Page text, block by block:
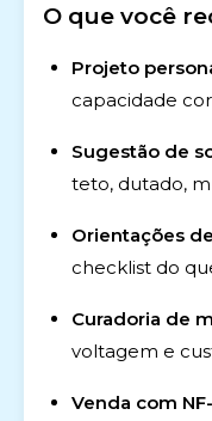
O que você
Projeto
capacidade
Sugestão de
teto, dutado,
Orientações
checklist do
Curadoria de
voltagem e
Venda com